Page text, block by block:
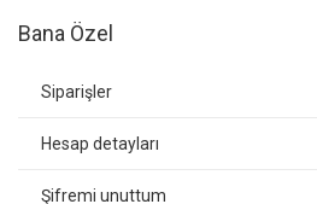
Bana Özel
Siparişler
Hesap detayları
Şifremi unuttum